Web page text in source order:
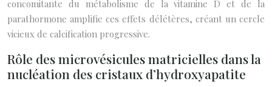
concomitante du métabolisme de la vitamine D et de la
parathormone amplifie ces effets délétères, créant un cercle
vicieux de calcification progressive.
Rôle des microvésicules matricielles dans la
nucléation des cristaux d’hydroxyapatite